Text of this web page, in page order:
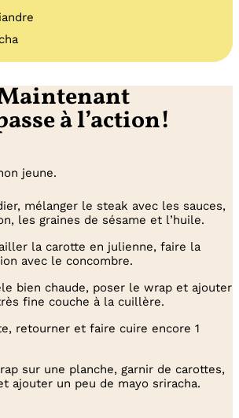
à l’action!
jeune.
mélanger le steak avec les sauces,
les graines de sésame et l’huile.
la carotte en julienne, faire la
avec le concombre.
bien chaude, poser le wrap et ajouter
fine couche à la cuillère.
retourner et faire cuire encore 1
sur une planche, garnir de carottes,
ajouter un peu de mayo sriracha.